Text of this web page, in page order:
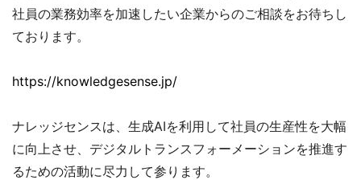
社員の業務効率を加速したい企業からのご相談をお待ちし
ております。
https://knowledgesense.jp/
ナレッジセンスは、生成AIを利用して社員の生産性を大幅
に向上させ、デジタルトランスフォーメーションを推進す
るための活動に尽力して参ります。